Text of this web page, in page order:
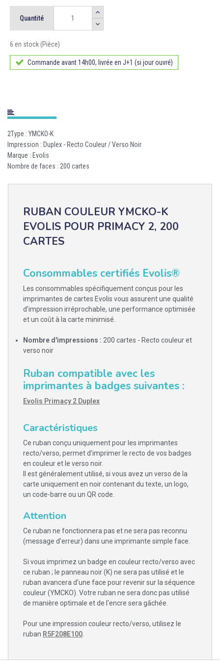
Quantité
6 en stock (Pièce)
Commande avant 14h00, livrée en J+1 (si jour ouvré)
2Type : YMCKO-K
Impression : Duplex - Recto Couleur / Verso Noir
Marque : Evolis
Nombre de faces : 200 cartes
RUBAN COULEUR YMCKO-K
EVOLIS POUR PRIMACY 2, 200
CARTES
Consommables certifiés Evolis®
Les consommables spécifiquement conçus pour les
imprimantes de cartes Evolis vous assurent une qualité
d'impression irréprochable, une performance optimisée
et un coût à la carte minimisé.
Nombre d'impressions : 200 cartes - Recto couleur et
verso noir
Ruban compatible avec les
imprimantes à badges suivantes :
Evolis Primacy 2 Duplex
Caractéristiques
Ce ruban conçu uniquement pour les imprimantes
recto/verso, permet d'imprimer le recto de vos badges
en couleur et le verso noir.
Il est généralement utilisé, si vous avez un verso de la
carte uniquement en noir contenant du texte, un logo,
un code-barre ou un QR code.
Attention
Ce ruban ne fonctionnera pas et ne sera pas reconnu
(message d'erreur) dans une imprimante simple face.
Si vous imprimez un badge en couleur recto/verso avec
ce ruban ; le panneau noir (K) ne sera pas utilisé et le
ruban avancera d'une face pour revenir sur la séquence
couleur (YMCKO). Votre ruban ne sera donc pas utilisé
de manière optimale et de l'encre sera gâchée.
Pour une impression couleur recto/verso, utilisez le
ruban R5F208E100